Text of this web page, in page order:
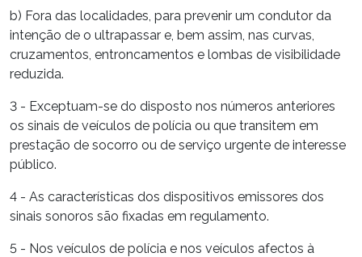
b) Fora das localidades, para prevenir um condutor da
intenção de o ultrapassar e, bem assim, nas curvas,
cruzamentos, entroncamentos e lombas de visibilidade
reduzida.
3 - Exceptuam-se do disposto nos números anteriores
os sinais de veículos de polícia ou que transitem em
prestação de socorro ou de serviço urgente de interesse
público.
4 - As características dos dispositivos emissores dos
sinais sonoros são fixadas em regulamento.
5 - Nos veículos de polícia e nos veículos afectos à